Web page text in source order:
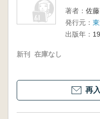
著者： 佐
発行元：
出版年：
新刊 在庫なし
再